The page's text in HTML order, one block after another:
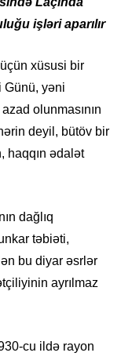
işləri aparılır
xüsusi bir
Günü, yəni
olunmasının
deyil, bütöv bir
haqqın ədalət
dağlıq
təbiəti,
bu diyar əsrlər
ayrılmaz
cu ildə rayon